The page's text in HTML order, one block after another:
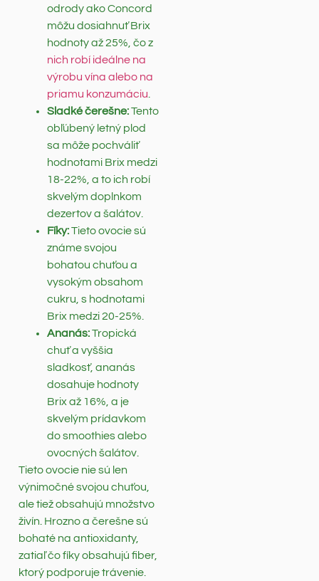
odrody ako Concord
môžu dosiahnuť Brix
hodnoty až 25%, čo z
nich robí ideálne na
výrobu vína alebo na
priamu konzumáciu.
Sladké čerešne:Tento
obľúbený letný plod
sa môže pochváliť
hodnotami Brix medzi
18-22%, a to ich robí
skvelým doplnkom
dezertov a šalátov.
Fíky:Tieto ovocie sú
známe svojou
bohatou chuťou a
vysokým obsahom
cukru, s hodnotami
Brix medzi 20-25%.
Ananás:Tropická
chuť a vyššia
sladkosť, ananás
dosahuje hodnoty
Brix až 16%, a je
skvelým prídavkom
do smoothies alebo
ovocných šalátov.
Tieto ovocie nie sú len
výnimočné svojou chuťou,
ale tiež obsahujú množstvo
živín. Hrozno a čerešne sú
bohaté na antioxidanty,
zatiaľ čo fíky obsahujú fiber,
ktorý podporuje trávenie.